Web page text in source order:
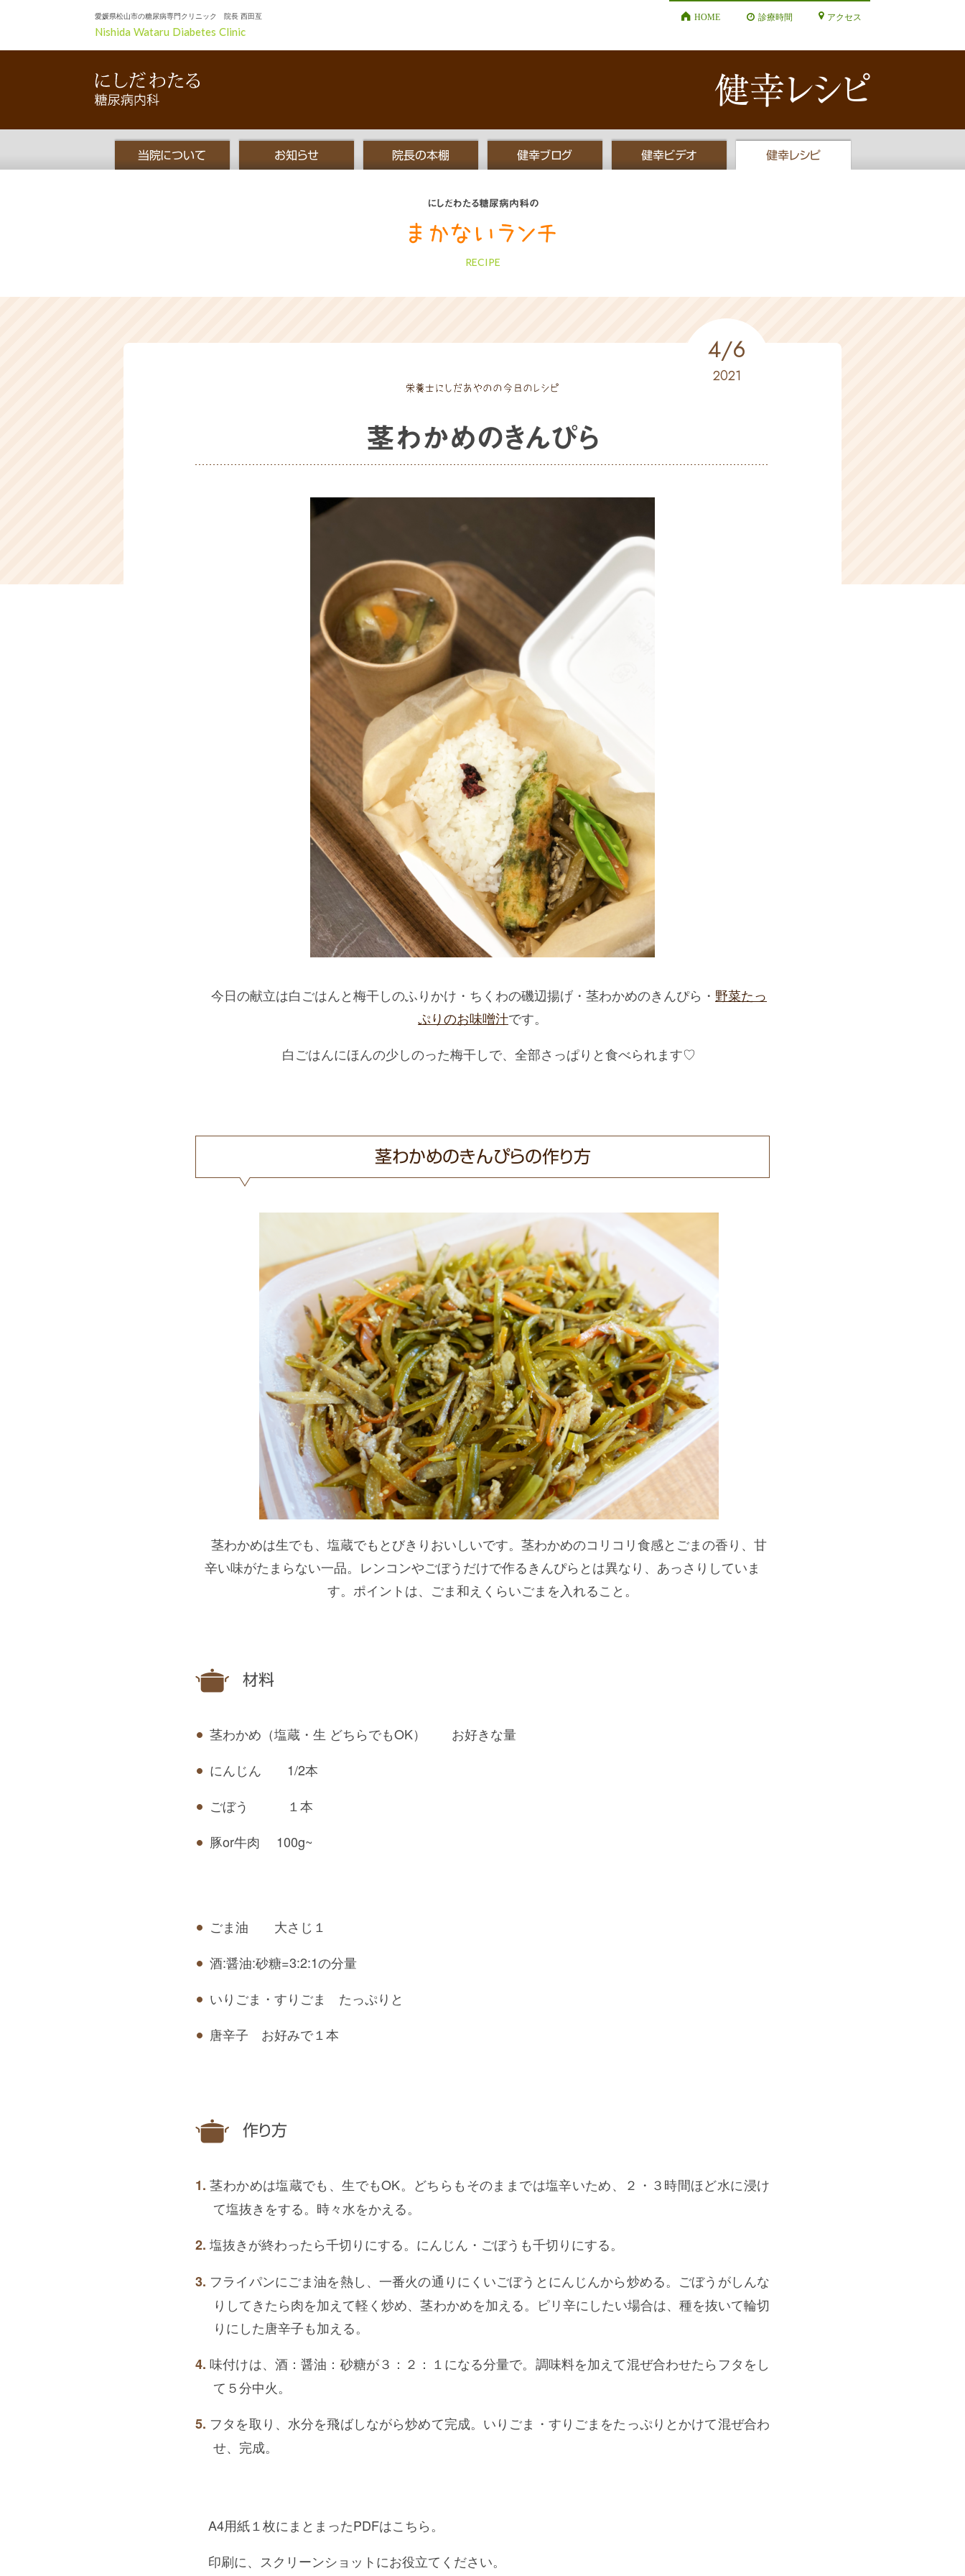
愛媛県松山市の糖尿病専門クリニック 院長 西田亙
Nishida Wataru Diabetes Clinic
HOME 診療時間 アクセス
健幸レシピ
当院について お知らせ 院長の本棚 健幸ブログ 健幸ビデオ 健幸レシピ
にしだわたる糖尿病内科の
RECIPE
4/6
2021
茎わかめのきんぴら
今日の献立は白ごはんと梅干しのふりかけ・ちくわの磯辺揚げ・茎わかめのきんぴら・ 野菜たっ
ぷりのお味噌汁です。
白ごはんにほんの少しのった梅干しで、全部さっぱりと食べられます♡
茎わかめのきんぴらの作り方
茎わかめは生でも、塩蔵でもとびきりおいしいです。茎わかめのコリコリ食感とごまの香り、甘
辛い味がたまらない一品。レンコンやごぼうだけで作るきんぴらとは異なり、あっさりしていま
す。ポイントは、ごま和えくらいごまを入れること。
材料
茎わかめ（塩蔵・生 どちらでもOK） お好きな量
にんじん 1/2本
ごぼう １本
豚or牛肉 100g~
ごま油 大さじ１
酒:醤油:砂糖=3:2:1の分量
いりごま・すりごま たっぷりと
唐辛子 お好みで１本
作り方
茎わかめは塩蔵でも、生でもOK。どちらもそのままでは塩辛いため、２・３時間ほど水に浸け
て塩抜きをする。時々水をかえる。
塩抜きが終わったら千切りにする。にんじん・ごぼうも千切りにする。
フライパンにごま油を熱し、一番火の通りにくいごぼうとにんじんから炒める。ごぼうがしんな
りしてきたら肉を加えて軽く炒め、茎わかめを加える。ピリ辛にしたい場合は、種を抜いて輪切
りにした唐辛子も加える。
味付けは、酒：醤油：砂糖が３：２：１になる分量で。調味料を加えて混ぜ合わせたらフタをし
て５分中火。
フタを取り、水分を飛ばしながら炒めて完成。いりごま・すりごまをたっぷりとかけて混ぜ合わ
せ、完成。
A4用紙１枚にまとまったPDFはこちら。
印刷に、スクリーンショットにお役立てください。